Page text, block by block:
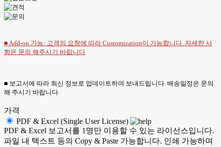
■ Add-on 가능: 고객의 요청에 따라 Customization이 가능합니다. 자세한 사
항은 문의 해주시기 바랍니다
■ 보고서에 따라 최신 정보로 업데이트하여 보내드립니다. 배송일정은 문의
해 주시기 바랍니다.
가격
PDF & Excel (Single User License)
PDF & Excel 보고서를 1명만 이용할 수 있는 라이선스입니다.
파일 내 텍스트 등의 Copy & Paste 가능합니다. 인쇄 가능하며